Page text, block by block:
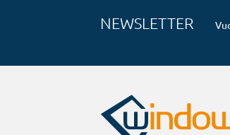
NEWSLETTER